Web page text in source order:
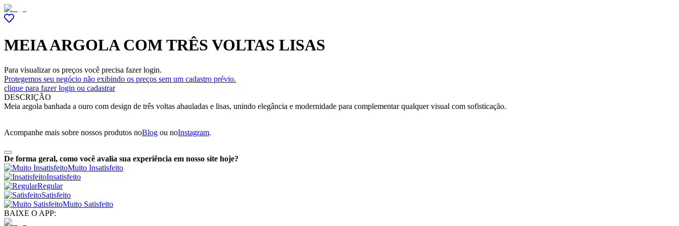
MEIA ARGOLA COM TRÊS VOLTAS LISAS
Para visualizar os preços você precisa fazer login.
Protegemos seu negócio não exibindo os preços sem um cadastro prévio.
clique para fazer login ou cadastrar
DESCRIÇÃO
Meia argola banhada a ouro com design de três voltas abauladas e lisas, unindo elegância e modernidade para complementar qualquer visual com sofisticação.
Acompanhe mais sobre nossos produtos noBlog ou noInstagram.
De forma geral, como você avalia sua experiência em nosso site hoje?
Muito Insatisfeito
Insatisfeito
Regular
Satisfeito
Muito Satisfeito
BAIXE O APP: